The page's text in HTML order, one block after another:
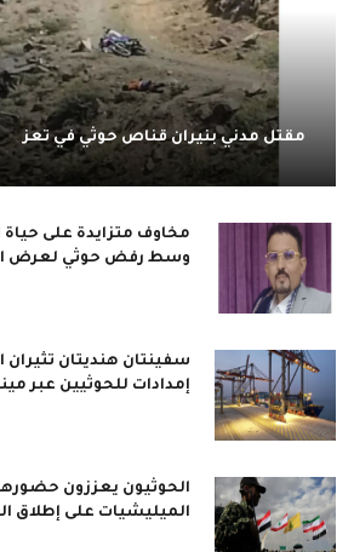
مقتل مدني بنيران قناص حوثي في تعز
مخاوف متزايدة على حياة
وسط رفض حوثي لعرض
سفينتان هنديتان
إمدادات للحوثيين عبر
الحوثيون يعززون
الميليشيات على إطلاق